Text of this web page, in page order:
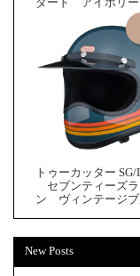
ダード アイボリー
トゥーカッター SG/
セブンティーズラ
ン ヴィンテージブ
New Posts